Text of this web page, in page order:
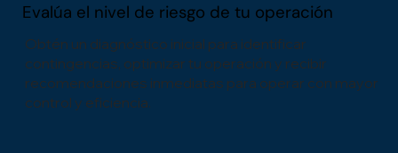
Evalúa el nivel de riesgo de tu operación
Obtén un diagnóstico inicial para identificar
contingencias, optimizar tu operación y recibir
recomendaciones inmediatas para operar con mayor
control y eficiencia.